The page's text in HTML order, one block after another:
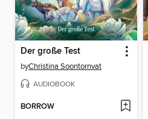
Der große Test
byChristina Soontornvat
AUDIOBOOK
BORROW